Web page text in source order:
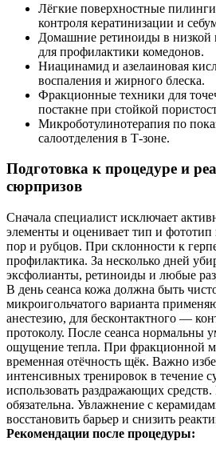
Лёгкие поверхностные
контроля кератинизации и
Домашние ретиноиды в низкой
для профилактики комедонов.
Ниацинамид и азелаиновая
воспаления и жирного блеска.
Фракционные техники для
постакне при стойкой
Микроботулинотерапия по
салоотделения в Т‑зоне.
Подготовка к процедуре и
сюрпризов
Сначала специалист исключает
элементы и оценивает тип и
пор и рубцов. При склонности к
профилактика. За несколько дней
эксфолианты, ретиноиды и любые
В день сеанса кожа должна быть
микроигольчатого варианта
анестезию, для бесконтактного —
протоколу. После сеанса нормальны
ощущение тепла. При фракционной
временная отёчность щёк. Важно
интенсивных тренировок в течение
использовать раздражающих
обязательна. Увлажнение с
восстановить барьер и снизить
Рекомендации после процедуры: